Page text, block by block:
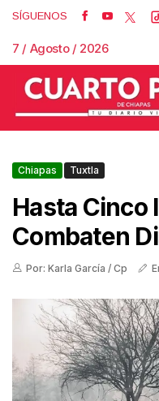
SÍGUENOS
7 / Agosto / 2026
Chiapas Tuxtla
Hasta Cinco
Combaten
Por: Karla García / Cp